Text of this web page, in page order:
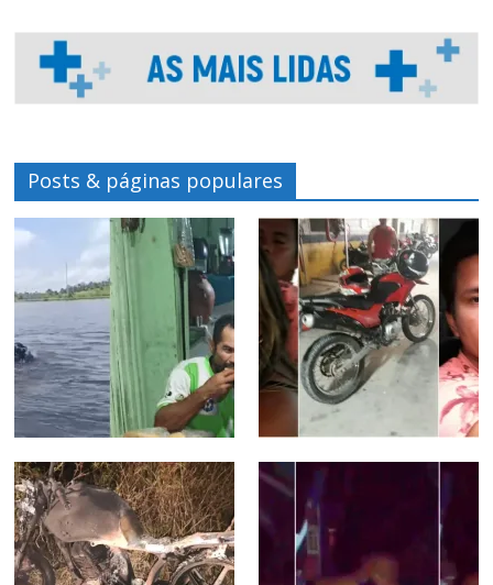
Posts & páginas populares